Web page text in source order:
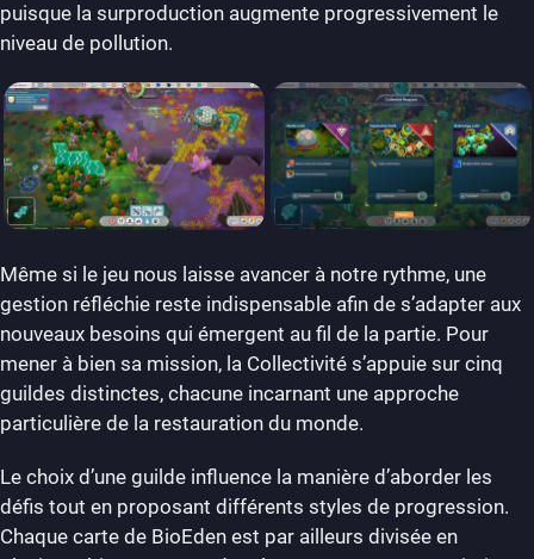
puisque la surproduction augmente progressivement le
niveau de pollution.
Même si le jeu nous laisse avancer à notre rythme, une
gestion réfléchie reste indispensable afin de s’adapter aux
nouveaux besoins qui émergent au fil de la partie. Pour
mener à bien sa mission, la Collectivité s’appuie sur cinq
guildes distinctes, chacune incarnant une approche
particulière de la restauration du monde.
Le choix d’une guilde influence la manière d’aborder les
défis tout en proposant différents styles de progression.
Chaque carte de BioEden est par ailleurs divisée en